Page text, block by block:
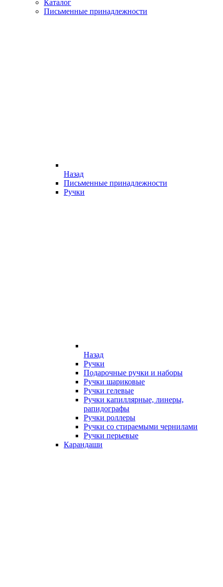
Каталог
Письменные принадлежности
Назад
Письменные принадлежности
Ручки
Назад
Ручки
Подарочные ручки и наборы
Ручки шариковые
Ручки гелевые
Ручки капиллярные, линеры,
рапидографы
Ручки роллеры
Ручки со стираемыми чернилами
Ручки перьевые
Карандаши